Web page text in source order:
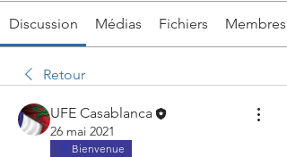
Discussion Médias Fichiers Membres
Retour
UFE Casablanca
26 mai 2021
Bienvenue